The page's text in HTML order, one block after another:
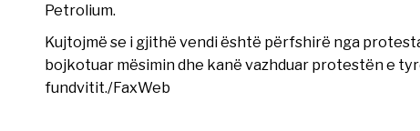
Petrolium.
Kujtojmë se i gjithë vendi është përfshirë nga
bojkotuar mësimin dhe kanë vazhduar protestën e
fundvitit./FaxWeb